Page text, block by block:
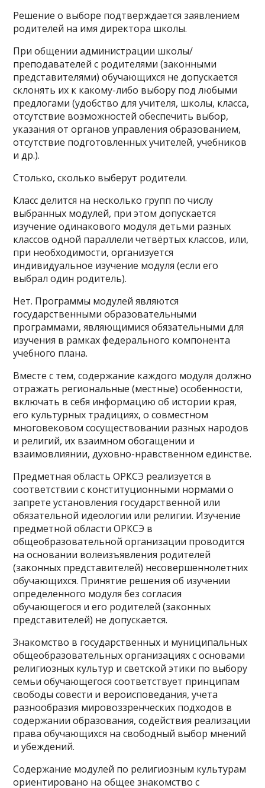
Решение о выборе подтверждается заявлением
родителей на имя директора школы.
При общении администрации школы/
преподавателей с родителями (законными
представителями) обучающихся не допускается
склонять их к какому-либо выбору под любыми
предлогами (удобство для учителя, школы, класса,
отсутствие возможностей обеспечить выбор,
указания от органов управления образованием,
отсутствие подготовленных учителей, учебников
и др.).
Столько, сколько выберут родители.
Класс делится на несколько групп по числу
выбранных модулей, при этом допускается
изучение одинакового модуля детьми разных
классов одной параллели четвёртых классов, или,
при необходимости, организуется
индивидуальное изучение модуля (если его
выбрал один родитель).
Нет. Программы модулей являются
государственными образовательными
программами, являющимися обязательными для
изучения в рамках федерального компонента
учебного плана.
Вместе с тем, содержание каждого модуля должно
отражать региональные (местные) особенности,
включать в себя информацию об истории края,
его культурных традициях, о совместном
многовековом сосуществовании разных народов
и религий, их взаимном обогащении и
взаимовлиянии, духовно-нравственном единстве.
Предметная область ОРКСЭ реализуется в
соответствии с конституционными нормами о
запрете установления государственной или
обязательной идеологии или религии. Изучение
предметной области ОРКСЭ в
общеобразовательной организации проводится
на основании волеизъявления родителей
(законных представителей) несовершеннолетних
обучающихся. Принятие решения об изучении
определенного модуля без согласия
обучающегося и его родителей (законных
представителей) не допускается.
Знакомство в государственных и муниципальных
общеобразовательных организациях с основами
религиозных культур и светской этики по выбору
семьи обучающегося соответствует принципам
свободы совести и вероисповедания, учета
разнообразия мировоззренческих подходов в
содержании образования, содействия реализации
права обучающихся на свободный выбор мнений
и убеждений.
Содержание модулей по религиозным культурам
ориентировано на общее знакомство с